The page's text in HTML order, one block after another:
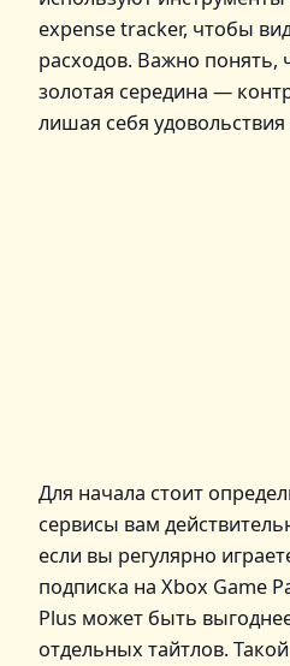
expense tracker, чтобы
расходов. Важно понять,
золотая середина —
лишая себя
Для начала стоит
сервисы вам
если вы регулярно
подписка на Xbox Game
Plus может быть
отдельных тайтлов.